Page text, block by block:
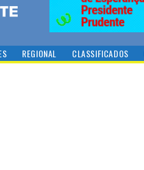
REGIONAL CLASSIFICADOS